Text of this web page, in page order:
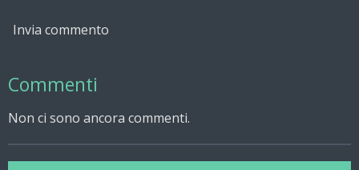
Invia commento
Commenti
Non ci sono ancora commenti.